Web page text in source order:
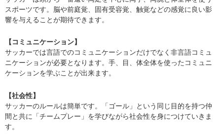
スポーツです。脳や前庭覚、固有受容覚、触覚などの感覚に良い影
響を与えることが期待できます。
【コミュニケーション】
​サッカーでは言語でのコミュニケーションだけでなく非言語コミュ
ニケーションが必要となります。手、目、体全体を使ったコミュニ
ケーションを学ぶことが出来ます。
【​社会性】
サッカーのルールは簡単です。「ゴール」という同じ目的を持つ仲
間と共に「チームプレー」を学びながら社会性を身につけていきま
す。